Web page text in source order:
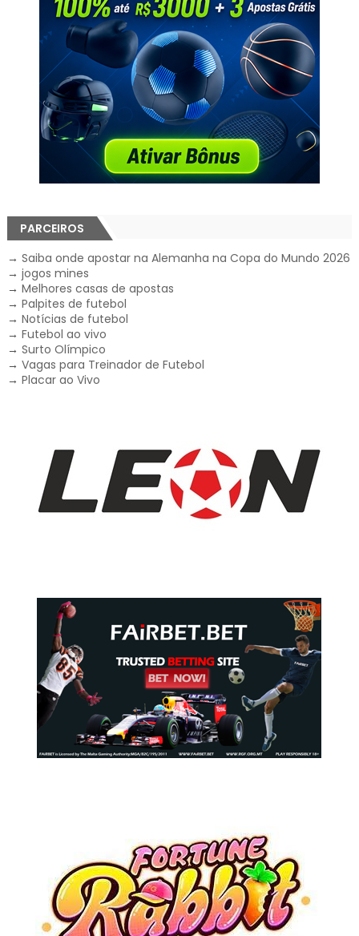
PARCEIROS
→ Saiba onde apostar na Alemanha na Copa do Mundo 2026
→ jogos mines
→ Melhores casas de apostas
→ Palpites de futebol
→ Notícias de futebol
→ Futebol ao vivo
→ Surto Olímpico
→ Vagas para Treinador de Futebol
→ Placar ao Vivo